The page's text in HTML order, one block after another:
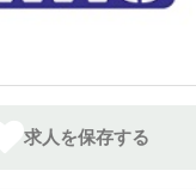
求人を保存する